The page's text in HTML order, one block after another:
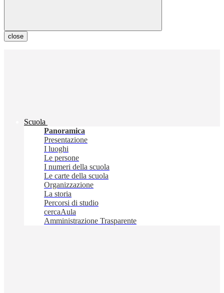
close
Scuola
Panoramica
Presentazione
I luoghi
Le persone
I numeri della scuola
Le carte della scuola
Organizzazione
La storia
Percorsi di studio
cercaAula
Amministrazione Trasparente